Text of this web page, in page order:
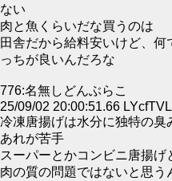
ない
肉と魚くらいだな買うのは
田舎だから給料安いけど、
っちが良いんだろな
776:名無しどんぶらこ
25/09/02 20:00:51.66
冷凍唐揚げは水分に独特の臭
あれが苦手
スーパーとかコンビニ唐揚げ
肉の質の問題ではないと思